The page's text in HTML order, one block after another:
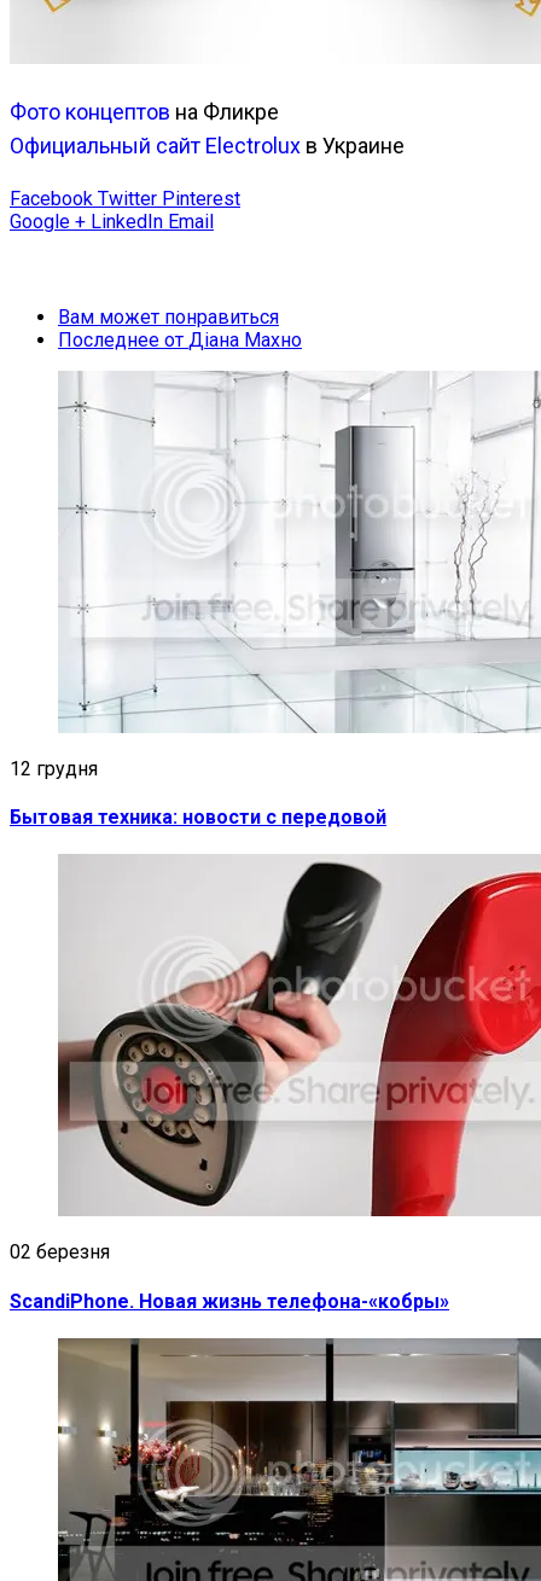
Фото концептов на Фликре
Официальный сайт Electrolux в Украине
Facebook Twitter Pinterest
Google + LinkedIn Email
Вам может понравиться
Последнее от Діана Махно
12 грудня
Бытовая техника: новости с передовой
02 березня
ScandiPhone. Новая жизнь телефона-«кобры»